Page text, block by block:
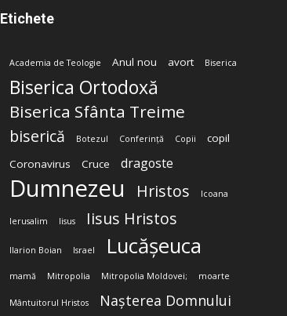
Etichete
Academia de Teologie Anul nou avort Biserica
Biserica Ortodoxă
Biserica Sfânta Treime
biserică Botezul Conferință Copii
copil
Coronavirus
Cruce dragoste
Dumnezeu Hristos Icoana
Ierusalim Iisus Iisus Hristos
Ilarion Boian Israel Lucășeuca
mamă Mitropolia Mitropolia Moldovei; moarte
Mântuitorul Hristos Nașterea Domnului